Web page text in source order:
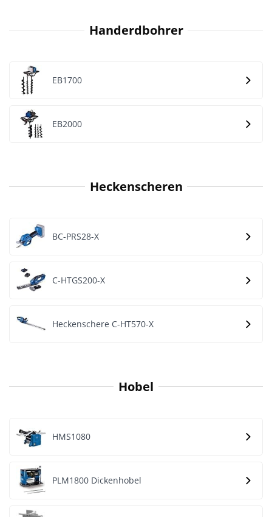
Handerdbohrer
EB1700
EB2000
Heckenscheren
BC-PRS28-X
C-HTGS200-X
Heckenschere C-HT570-X
Hobel
HMS1080
PLM1800 Dickenhobel